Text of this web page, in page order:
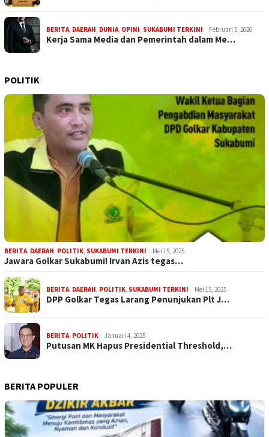
BERITA, DAERAH, DUNIA, OPINI, SUKABUMI TERKINI Februari 5, 2026
Kerja Sama Media dan Pemerintah dalam Me…
POLITIK
BERITA, DAERAH, POLITIK, SUKABUMI TERKINI Mei 15, 2025
Jawara Golkar Sukabumi! Irvan Azis tegas…
BERITA, DAERAH, POLITIK, SUKABUMI TERKINI Mei 15, 2025
DPP Golkar Tegas Larang Penunjukan Plt J…
BERITA, POLITIK Januari 4, 2025
Putusan MK Hapus Presidential Threshold,…
BERITA POPULER